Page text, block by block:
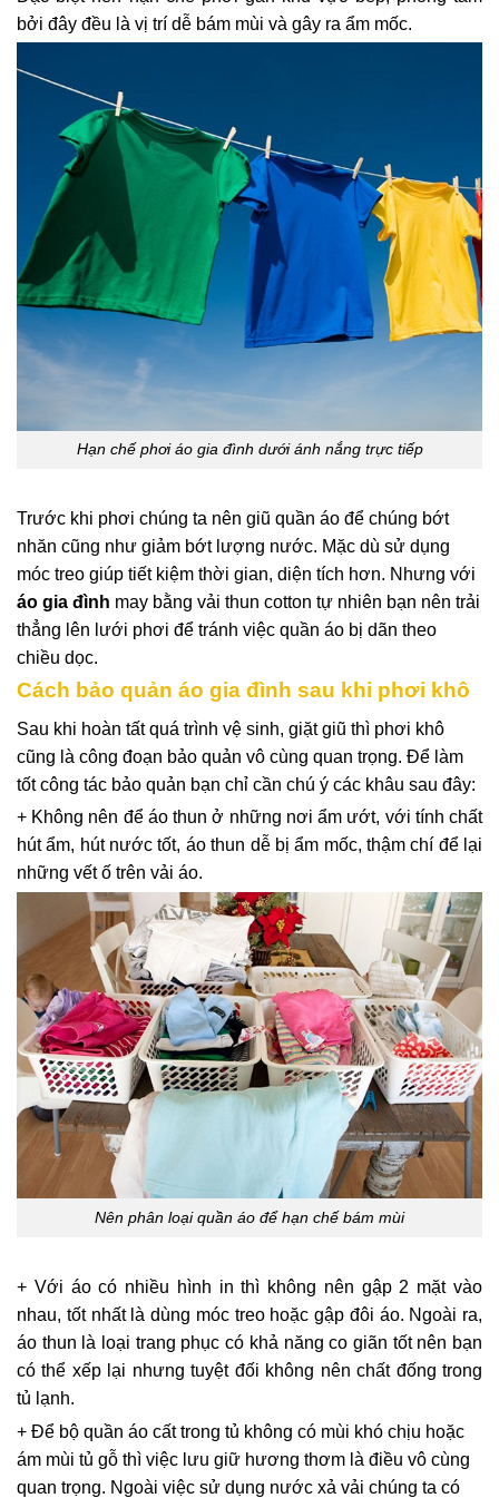
bởi đây đều là vị trí dễ bám mùi và gây ra ẩm mốc.
Hạn chế phơi áo gia đình dưới ánh nắng trực tiếp
Trước khi phơi chúng ta nên giũ quần áo để chúng bớt
nhăn cũng như giảm bớt lượng nước. Mặc dù sử dụng
móc treo giúp tiết kiệm thời gian, diện tích hơn. Nhưng với
áo gia đình may bằng vải thun cotton tự nhiên bạn nên trải
thẳng lên lưới phơi để tránh việc quần áo bị dãn theo
chiều dọc.
Cách bảo quản áo gia đình sau khi phơi khô
Sau khi hoàn tất quá trình vệ sinh, giặt giũ thì phơi khô
cũng là công đoạn bảo quản vô cùng quan trọng. Để làm
tốt công tác bảo quản bạn chỉ cần chú ý các khâu sau đây:
+ Không nên để áo thun ở những nơi ẩm ướt, với tính chất
hút ẩm, hút nước tốt, áo thun dễ bị ẩm mốc, thậm chí để lại
những vết ố trên vải áo.
Nên phân loại quần áo để hạn chế bám mùi
+ Với áo có nhiều hình in thì không nên gập 2 mặt vào
nhau, tốt nhất là dùng móc treo hoặc gập đôi áo. Ngoài ra,
áo thun là loại trang phục có khả năng co giãn tốt nên bạn
có thể xếp lại nhưng tuyệt đối không nên chất đống trong
tủ lạnh.
+ Để bộ quần áo cất trong tủ không có mùi khó chịu hoặc
ám mùi tủ gỗ thì việc lưu giữ hương thơm là điều vô cùng
quan trọng. Ngoài việc sử dụng nước xả vải chúng ta có